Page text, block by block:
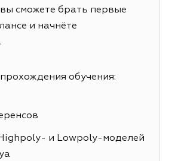
сможете брать первые
и начнёте
обучения:
и Lowpoly-моделей